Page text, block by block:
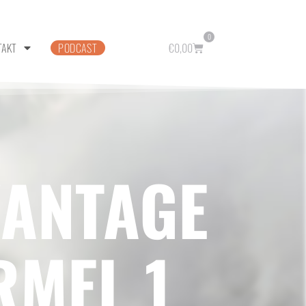
PODCAST €0,00
0
1